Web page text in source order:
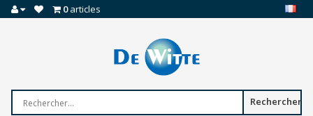
0articles
Rechercher